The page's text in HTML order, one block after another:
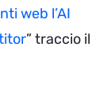
web l’AI
” traccio il